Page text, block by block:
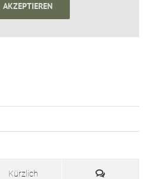
AKZEPTIEREN
Kürzlich Kommentare